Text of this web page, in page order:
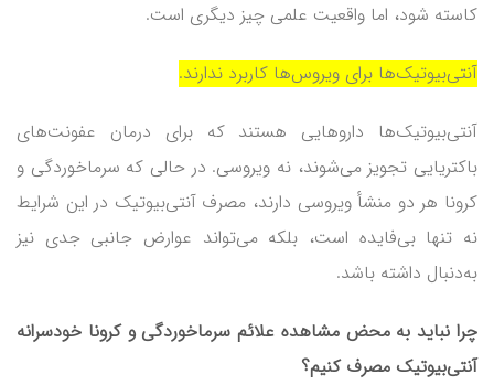
کاسته شود، اما واقعیت علمی چیز دیگری است.
آنتی‌بیوتیک‌ها برای ویروس‌ها کاربرد ندارند.
آنتی‌بیوتیک‌ها داروهایی هستند که برای درمان عفونت‌های
باکتریایی تجویز می‌شوند، نه ویروسی. در حالی که سرماخوردگی و
کرونا هر دو منشأ ویروسی دارند، مصرف آنتی‌بیوتیک در این شرایط
نه تنها بی‌فایده است، بلکه می‌تواند عوارض جانبی جدی نیز
به‌دنبال داشته باشد.
چرا نباید به محض مشاهده علائم سرماخوردگی و کرونا خودسرانه
آنتی‌بیوتیک مصرف کنیم؟